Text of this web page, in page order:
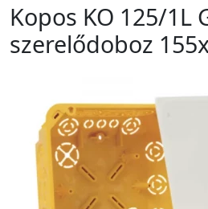
Kopos KO 125/1L
szerelődoboz